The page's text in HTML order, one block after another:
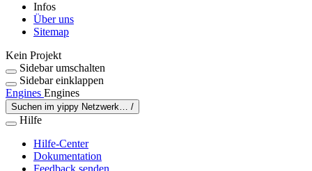
Infos
Über uns
Sitemap
Kein Projekt
Sidebar umschalten
Sidebar einklappen
Engines Engines
Suchen im yippy Netzwerk… /
Hilfe
Hilfe-Center
Dokumentation